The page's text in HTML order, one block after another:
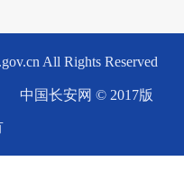
All Rights Reserved
中国长安网 © 2017版